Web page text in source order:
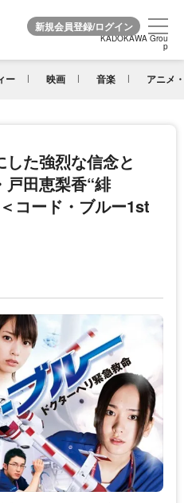
KADOKAWA Grou
p
ー 映画 音楽 アニメ
KADOKAWA Grou
p
した強烈な信念と
田恵梨香“緋
コード・ブルー1st